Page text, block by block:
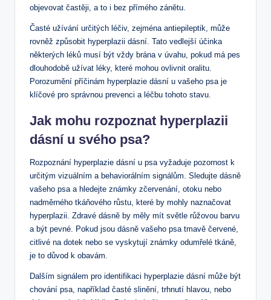
objevovat častěji, a to i bez přímého zánětu.
Časté užívání určitých léčiv, zejména antiepileptik, může
rovněž způsobit hyperplazii dásní. Tato vedlejší účinka
některých léků musí být vždy brána v úvahu, pokud má pes
dlouhodobě užívat léky, které mohou ovlivnit oralitu.
Porozumění příčinám hyperplazie dásní u vašeho psa je
klíčové pro správnou prevenci a léčbu tohoto stavu.
Jak mohu rozpoznat hyperplazii
dásní u svého psa?
Rozpoznání hyperplazie dásní u psa vyžaduje pozornost k
určitým vizuálním a behaviorálním signálům. Sledujte dásně
vašeho psa a hledejte známky zčervenání, otoku nebo
nadměrného tkáňového růstu, které by mohly naznačovat
hyperplazii. Zdravé dásně by měly mít světle růžovou barvu
a být pevné. Pokud jsou dásně vašeho psa tmavě červené,
citlivé na dotek nebo se vyskytují známky odumřelé tkáně,
je to důvod k obavám.
Dalším signálem pro identifikaci hyperplazie dásní může být
chování psa, například časté slinění, trhnutí hlavou, nebo